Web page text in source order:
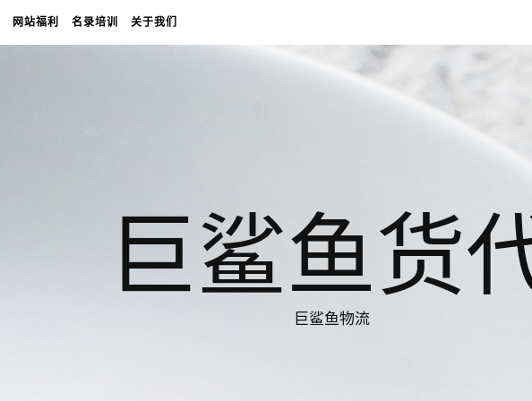
网站福利 名录培训 关于我们
巨鲨鱼货
巨鲨鱼物流